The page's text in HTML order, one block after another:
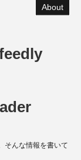
About
そんな情報を書いて